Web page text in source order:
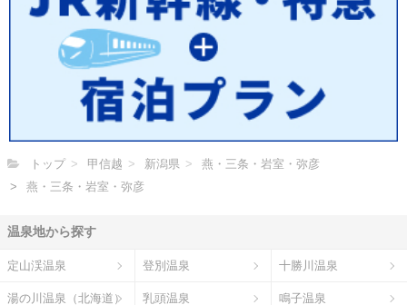
トップ 甲信越 新潟県
燕・三条・岩室・弥彦
燕・三条・岩室・弥彦
温泉地から探す
定山渓温泉 登別温泉 十勝川温泉
湯の川温泉（北海道） 乳頭温泉 鳴子温泉